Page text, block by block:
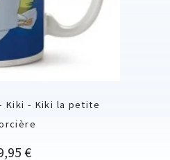
Kiki - Kiki la petite
€